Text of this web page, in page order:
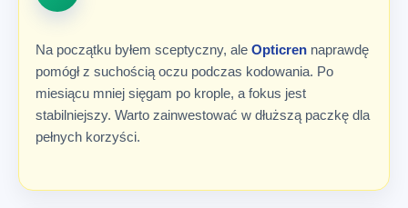
Na początku byłem sceptyczny, ale Opticren naprawdę
pomógł z suchością oczu podczas kodowania. Po
miesiącu mniej sięgam po krople, a fokus jest
stabilniejszy. Warto zainwestować w dłuższą paczkę dla
pełnych korzyści.